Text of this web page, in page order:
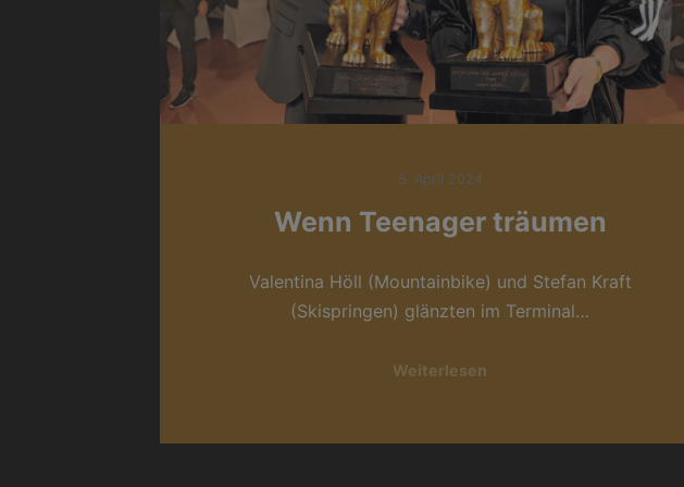
5. April 2024
Wenn Teenager träumen
Valentina Höll (Mountainbike) und Stefan Kraft
(Skispringen) glänzten im Terminal…
Weiterlesen